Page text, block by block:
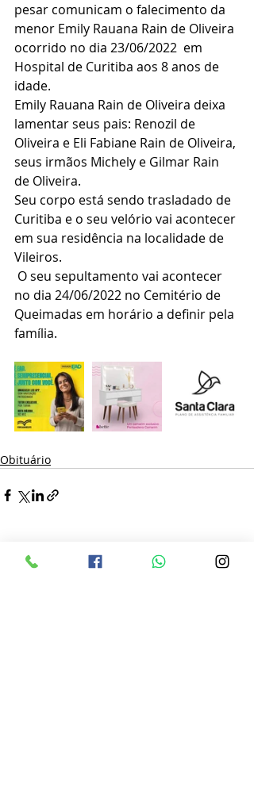
pesar comunicam o falecimento da
menor Emily Rauana Rain de Oliveira
ocorrido no dia 23/06/2022  em
Hospital de Curitiba aos 8 anos de
idade.
Emily Rauana Rain de Oliveira deixa
lamentar seus pais: Renozil de
Oliveira e Eli Fabiane Rain de Oliveira,
seus irmãos Michely e Gilmar Rain
de Oliveira.
Seu corpo está sendo trasladado de
Curitiba e o seu velório vai acontecer
em sua residência na localidade de
Vileiros.
no dia 24/06/2022 no Cemitério de
Queimadas em horário a definir pela
família.
Obituário
Posts recentes Ver tudo